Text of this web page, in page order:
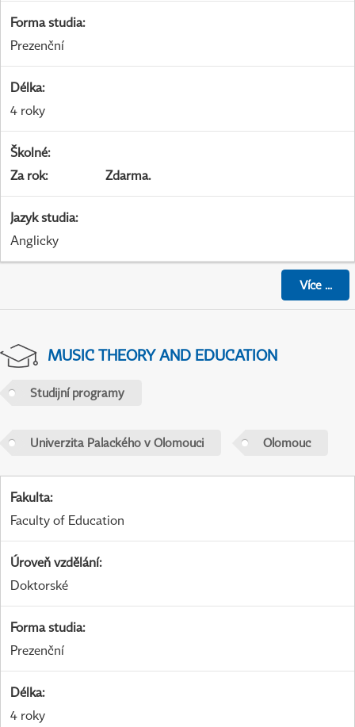
Forma studia:
Prezenční
Délka:
4 roky
Školné:
Za rok: Zdarma.
Jazyk studia:
Anglicky
Více...
MUSIC THEORY AND EDUCATION
Studijní programy
Univerzita Palackého v Olomouci Olomouc
Fakulta:
Faculty of Education
Úroveň vzdělání:
Doktorské
Forma studia:
Prezenční
Délka:
4 roky